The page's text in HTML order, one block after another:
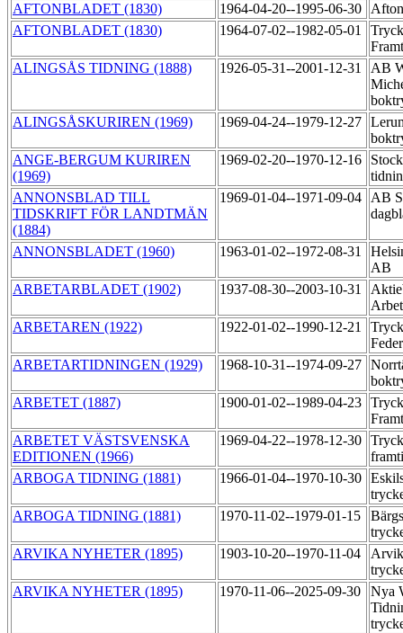
AFTONBLADET (1830)
1964-04-20--1995-06-30
AFTONBLADET (1830)
1964-07-02--1982-05-01
ALINGSÅS TIDNING (1888)
1926-05-31--2001-12-31
AB
ALINGSÅSKURIREN (1969)
1969-04-24--1979-12-27
ANGE-BERGUM KURIREN
(1969)
1969-02-20--1970-12-16
ANNONSBLAD TILL
TIDSKRIFT FÖR LANDTMÄN
(1884)
1969-01-04--1971-09-04
AB
ANNONSBLADET (1960) 1963-01-02--1972-08-31
AB
ARBETARBLADET (1902)
1937-08-30--2003-10-31
ARBETAREN (1922)
1922-01-02--1990-12-21
ARBETARTIDNINGEN (1929)
1968-10-31--1974-09-27
ARBETET (1887)
1900-01-02--1989-04-23
ARBETET VÄSTSVENSKA
EDITIONEN (1966)
1969-04-22--1978-12-30
ARBOGA TIDNING (1881)
1966-01-04--1970-10-30
ARBOGA TIDNING (1881)
1970-11-02--1979-01-15
ARVIKA NYHETER (1895)
1903-10-20--1970-11-04
ARVIKA NYHETER (1895)
1970-11-06--2025-09-30
Nya